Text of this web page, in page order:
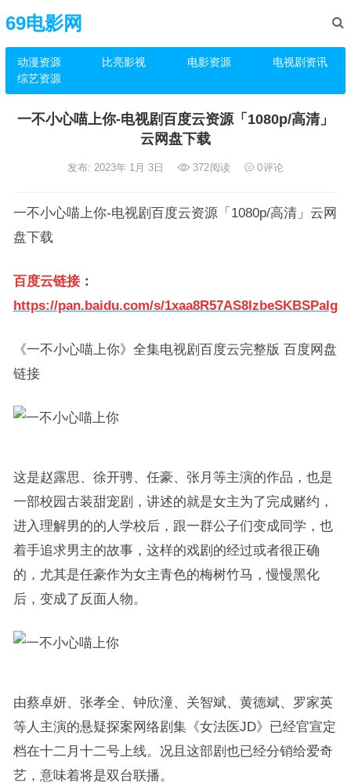
69电影网
动漫资源 比亮影视 电影资源
电视剧资讯
综艺资源
一不小心喵上你-电视剧百度云资源「1080p/高清」
云网盘下载
发布: 2023年 1月 3日 372阅读 0评论
一不小心喵上你-电视剧百度云资源「1080p/高清」云网
盘下载
百度云链接：
https://pan.baidu.com/s/1xaa8R57AS8IzbeSKBSPalg
《一不小心喵上你》全集电视剧百度云完整版 百度网盘
链接
这是赵露思、徐开骋、任豪、张月等主演的作品，也是
一部校园古装甜宠剧，讲述的就是女主为了完成赌约，
进入理解男的的人学校后，跟一群公子们变成同学，也
着手追求男主的故事，这样的戏剧的经过或者很正确
的，尤其是任豪作为女主青色的梅树竹马，慢慢黑化
后，变成了反面人物。
由蔡卓妍、张孝全、钟欣潼、关智斌、黄德斌、罗家英
等人主演的悬疑探案网络剧集《女法医JD》已经官宣定
档在十二月十二号上线。况且这部剧也已经分销给爱奇
艺，意味着将是双台联播。